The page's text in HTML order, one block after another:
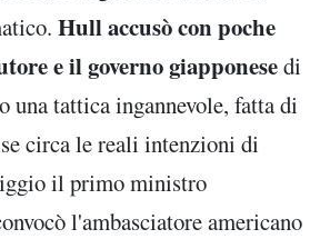
Hull accusò con poche
e il governo giapponesedi
una tattica ingannevole, fatta di
circa le reali intenzioni di
il primo ministro
l'ambasciatore americano